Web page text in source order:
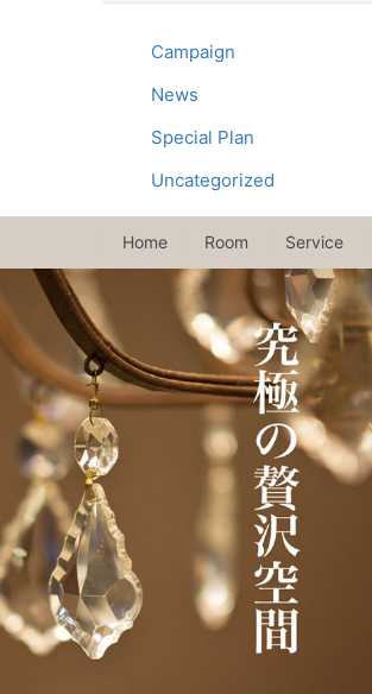
Campaign
News
Special Plan
Uncategorized
Home Room Service